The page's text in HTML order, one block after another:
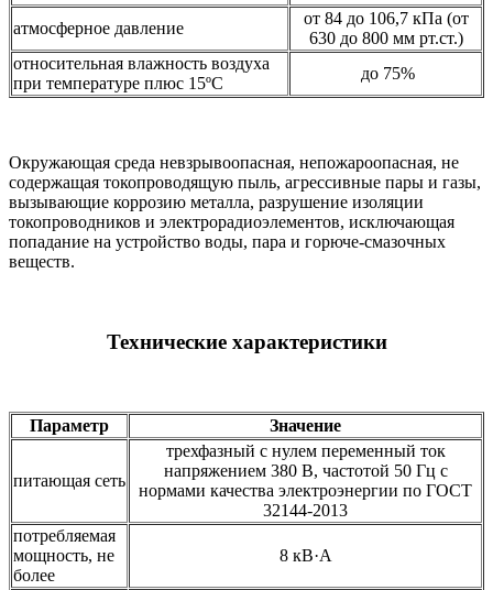
атмосферное давление
от 84 до 106,7 кПа (от
630 до 800 мм рт.ст.)
относительная влажность воздуха
при температуре плюс 15ºС
до 75%
Окружающая среда невзрывоопасная, непожароопасная, не
содержащая токопроводящую пыль, агрессивные пары и газы,
вызывающие коррозию металла, разрушение изоляции
токопроводников и электрорадиоэлементов, исключающая
попадание на устройство воды, пара и горюче-смазочных
веществ.
Технические характеристики
Параметр Значение
питающая сеть
трехфазный с нулем переменный ток
напряжением 380 В, частотой 50 Гц с
нормами качества электроэнергии по ГОСТ
32144-2013
потребляемая
мощность, не
более
8 кВ·А